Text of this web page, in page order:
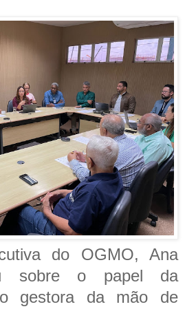
do OGMO, Ana
sobre o papel da
gestora da mão de